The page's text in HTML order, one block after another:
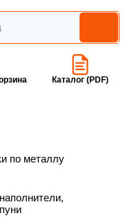
Каталог (PDF)
по металлу